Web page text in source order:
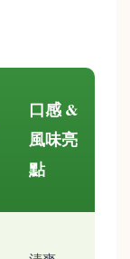
口感 &
風味亮
點